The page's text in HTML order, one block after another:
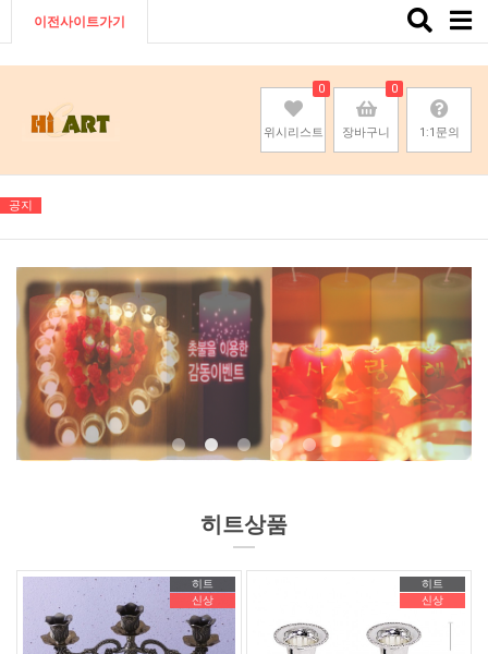
이전사이트가기
Toggle
위시리스트
0
장바구니
0
1:1문의
공지
기존회원님은 pc나 모바일에서 이전아이디로 로그인하시면됩니다
기존회원님은 pc나 모바일에서 이전아이디로 로그인하시면됩니다
기존회원님은 pc나 모바일에서 이전아이디로 로그인하시면됩니다
기존회원님은 pc나 모바일에서 이전아이디로 로그인하시면됩니다
히트상품
히트
신상
히트
신상